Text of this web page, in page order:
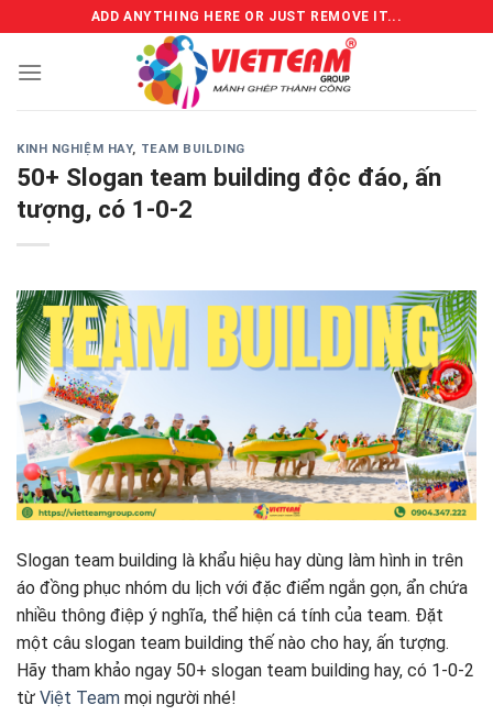
to
content
ADD ANYTHING HERE OR JUST REMOVE IT...
KINH NGHIỆM HAY, TEAM BUILDING
50+ Slogan team building độc đáo, ấn
tượng, có 1-0-2
Slogan team building là khẩu hiệu hay dùng làm hình in trên
áo đồng phục nhóm du lịch với đặc điểm ngắn gọn, ẩn chứa
nhiều thông điệp ý nghĩa, thể hiện cá tính của team. Đặt
một câu slogan team building thế nào cho hay, ấn tượng.
Hãy tham khảo ngay 50+ slogan team building hay, có 1-0-2
từ Việt Team mọi người nhé!